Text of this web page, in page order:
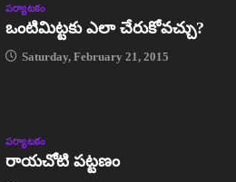
పర్యాటకం
ఒంటిమిట్టకు ఎలా చేరుకోవచ్చు?
Saturday, February 21, 2015
పర్యాటకం
రాయచోటి పట్టణం